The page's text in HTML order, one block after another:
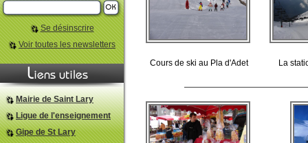
Se désinscrire
Voir toutes les newsletters
Mairie de Saint Lary
Ligue de l'enseignement
Gipe de St Lary
Cours de ski au Pla d'Adet La